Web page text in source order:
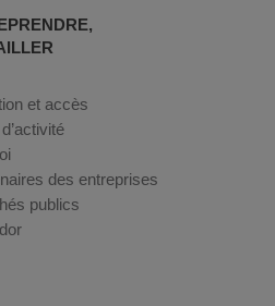
et accès
des entreprises
publics